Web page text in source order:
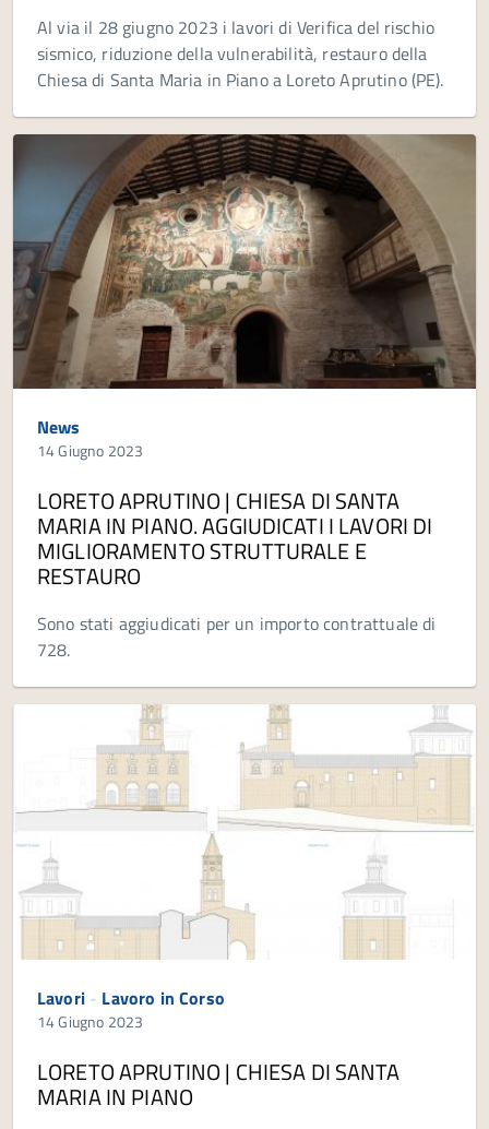
Al via il 28 giugno 2023 i lavori di Verifica del rischio
sismico, riduzione della vulnerabilità, restauro della
Chiesa di Santa Maria in Piano a Loreto Aprutino (PE).
News
14 Giugno 2023
LORETO APRUTINO | CHIESA DI SANTA
MARIA IN PIANO. AGGIUDICATI I LAVORI DI
MIGLIORAMENTO STRUTTURALE E
RESTAURO
Sono stati aggiudicati per un importo contrattuale di
728.
Lavori- Lavoro in Corso
14 Giugno 2023
LORETO APRUTINO | CHIESA DI SANTA
MARIA IN PIANO